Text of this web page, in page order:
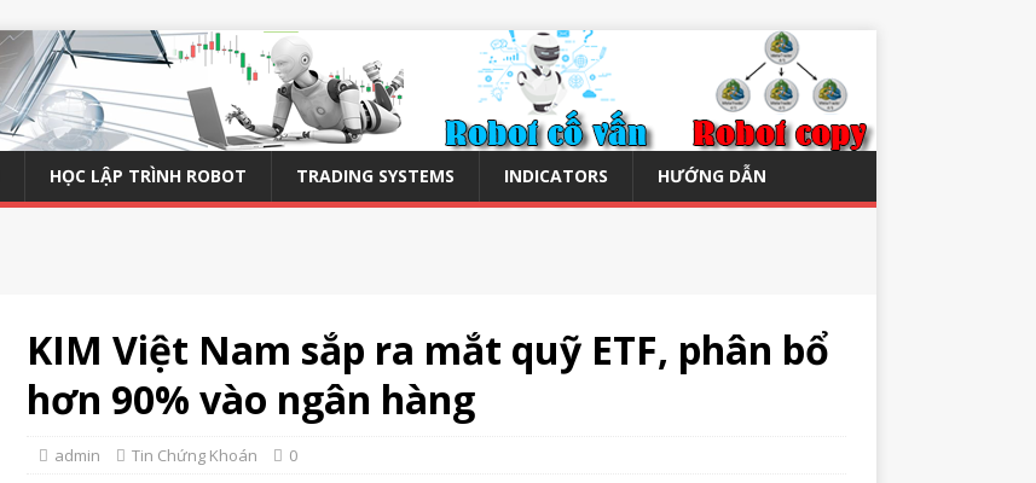
HỌC LẬP TRÌNH ROBOT TRADING SYSTEMS INDICATORS HƯỚNG DẪN
KIM Việt Nam sắp ra mắt quỹ ETF, phân bổ
hơn 90% vào ngân hàng
admin Tin Chứng Khoán 0